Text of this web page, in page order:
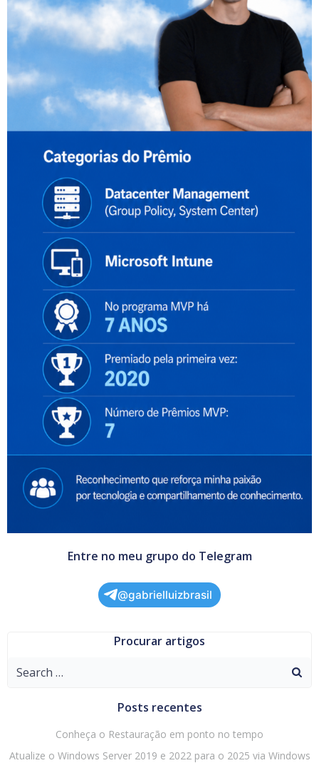
Entre no meu grupo do Telegram
@gabrielluizbrasil
Procurar artigos
Search
Posts recentes
Conheça o Restauração em ponto no tempo
Atualize o Windows Server 2019 e 2022 para o 2025 via Windows